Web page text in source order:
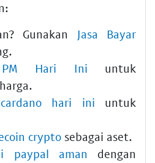
Gunakan Jasa Bayar
Hari Ini untuk
hari ini untuk
crypto sebagai aset.
paypal aman dengan